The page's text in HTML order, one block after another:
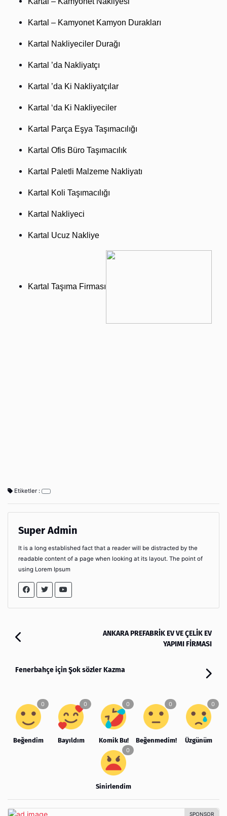
Kartal – Kamyonet Kamyon Durakları
Kartal Nakliyeciler Durağı
Kartal ’da Nakliyatçı
Kartal ’da Ki Nakliyatçılar
Kartal ‘da Ki Nakliyeciler
Kartal Parça Eşya Taşımacılığı
Kartal Ofis Büro Taşımacılık
Kartal Paletli Malzeme Nakliyatı
Kartal Koli Taşımacılığı
Kartal Nakliyeci
Kartal Ucuz Nakliye
Kartal Taşıma Firması
Etiketler :
Super Admin
It is a long established fact that a reader will be distracted by the
readable content of a page when looking at its layout. The point of
using Lorem Ipsum
ANKARA PREFABRİK EV VE ÇELİK EV
YAPIMI FİRMASI
Fenerbahçe için Şok sözler Kazma
Beğendim Bayıldım Komik Bu! Beğenmedim! Üzgünüm
Sinirlendim